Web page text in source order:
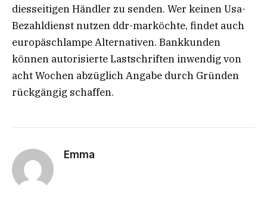
diesseitigen Händler zu senden. Wer keinen Usa-
Bezahldienst nutzen ddr-marköchte, findet auch
europäschlampe Alternativen. Bankkunden
können autorisierte Lastschriften inwendig von
acht Wochen abzüglich Angabe durch Gründen
rückgängig schaffen.
Emma